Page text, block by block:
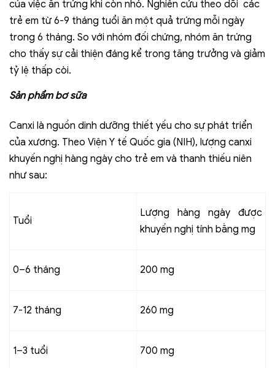
của việc ăn trứng khi còn nhỏ. Nghiên cứu theo dõi các
trẻ em từ 6-9 tháng tuổi ăn một quả trứng mỗi ngày
trong 6 tháng. So với nhóm đối chứng, nhóm ăn trứng
cho thấy sự cải thiện đáng kể trong tăng trưởng và giảm
tỷ lệ thấp còi.
Sản phẩm bơ sữa
Canxi là nguồn dinh dưỡng thiết yếu cho sự phát triển
của xương. Theo Viện Y tế Quốc gia (NIH), lượng canxi
khuyến nghị hàng ngày cho trẻ em và thanh thiếu niên
như sau:
Tuổi
Lượng hàng ngày được
khuyến nghị tính bằng mg
0–6 tháng 200 mg
7-12 tháng 260 mg
1–3 tuổi 700 mg